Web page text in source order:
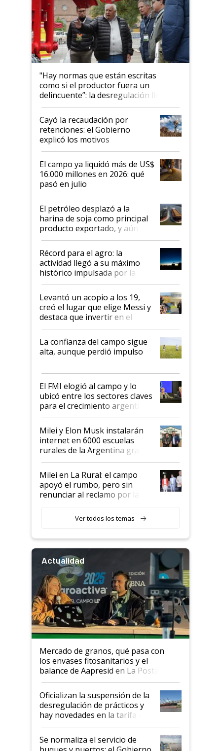
"Hay normas que están escritas
como si el productor fuera un
delincuente”: la desregulación llegó
al Congreso Aapresid y hasta se
habló del financiamiento al IPCVA
Cayó la recaudación por
retenciones: el Gobierno
explicó los motivos
El campo ya liquidó más de US$
16.000 millones en 2026: qué
pasó en julio
El petróleo desplazó a la
harina de soja como principal
producto exportado, y aún así
el agro aportó casi seis de cada
diez dólares y sostuvo el
liderazgo en un semestre
récord
Récord para el agro: la
actividad llegó a su máximo
histórico impulsada por la
cosecha y las exportaciones
Levantó un acopio a los 19,
creó el lugar que elige Messi y
destaca que invertir en el
kirchnerismo era como "darle
plata a un hijo para droga":
Juan Félix Rossetti, el libertario
que de una dura crisis salió
de Milei
La confianza del campo sigue
alta, aunque perdió impulso
El FMI elogió al campo y lo
ubicó entre los sectores claves
para el crecimiento argentino
Milei y Elon Musk instalarán
internet en 6000 escuelas
rurales de la Argentina gracias
a un acuerdo con Starlink
Milei en La Rural: el campo
apoyó el rumbo, pero sin
renunciar al reclamo por las
Ver todos los temas
Actualidad
Mercado de granos, qué pasa con
los envases fitosanitarios y el
balance de Aapresid en La Posta
Oficializan la suspensión de la
desregulación de prácticos y
hay novedades en la tarifa de
la hidrovía
Se normaliza el servicio de